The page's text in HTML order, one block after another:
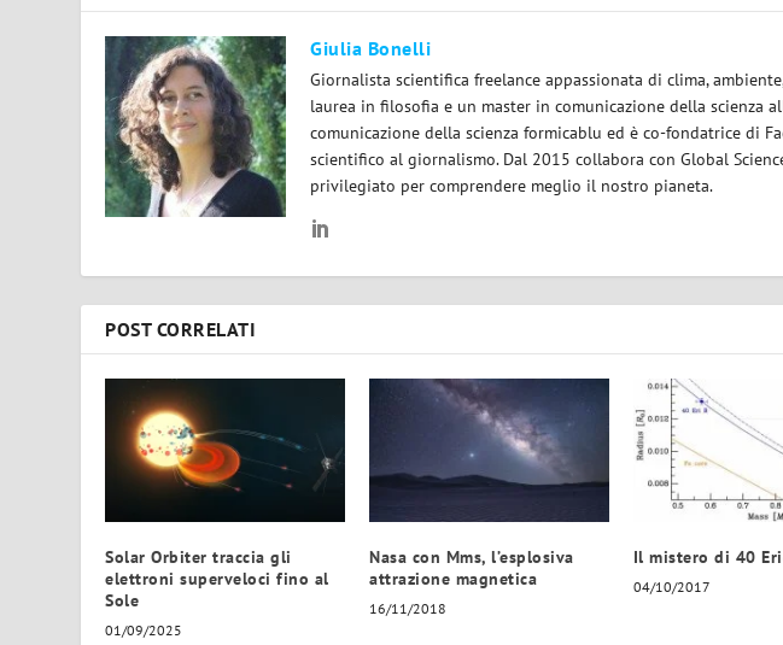
Giulia Bonelli
Giornalista scientifica freelance appassionata di clima,
laurea in filosofia e un master in comunicazione della scienza
comunicazione della scienza formicablu ed è co-fondatrice di
scientifico al giornalismo. Dal 2015 collabora con Global
privilegiato per comprendere meglio il nostro pianeta.
POST CORRELATI
Solar Orbiter traccia gli
elettroni superveloci fino al
Sole
01/09/2025
Nasa con Mms, l’esplosiva
attrazione magnetica
16/11/2018
Il mistero di 40
04/10/2017